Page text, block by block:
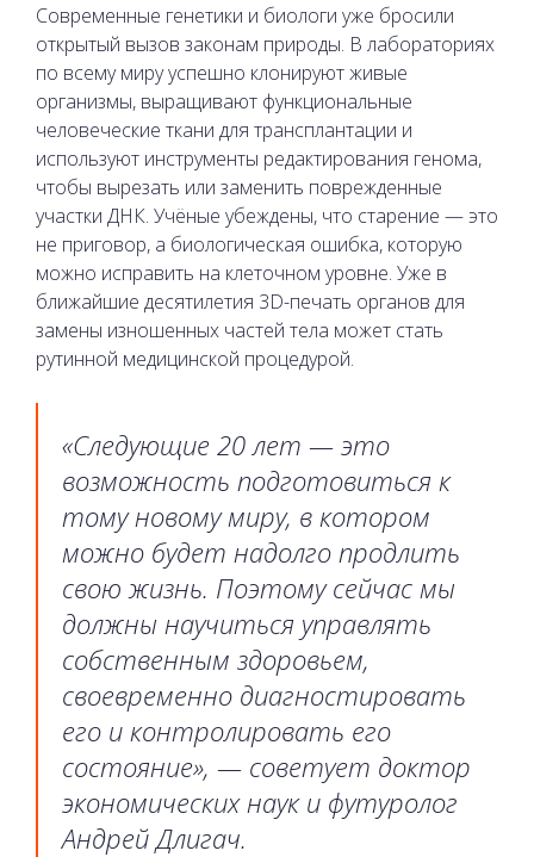
Современные генетики и биологи уже бросили
открытый вызов законам природы. В лабораториях
по всему миру успешно клонируют живые
организмы, выращивают функциональные
человеческие ткани для трансплантации и
используют инструменты редактирования генома,
чтобы вырезать или заменить поврежденные
участки ДНК. Учёные убеждены, что старение — это
не приговор, а биологическая ошибка, которую
можно исправить на клеточном уровне. Уже в
ближайшие десятилетия 3D-печать органов для
замены изношенных частей тела может стать
рутинной медицинской процедурой.
«Следующие 20 лет — это
возможность подготовиться к
тому новому миру, в котором
можно будет надолго продлить
свою жизнь. Поэтому сейчас мы
должны научиться управлять
собственным здоровьем,
своевременно диагностировать
его и контролировать его
состояние», — советует доктор
экономических наук и футуролог
Андрей Длигач.